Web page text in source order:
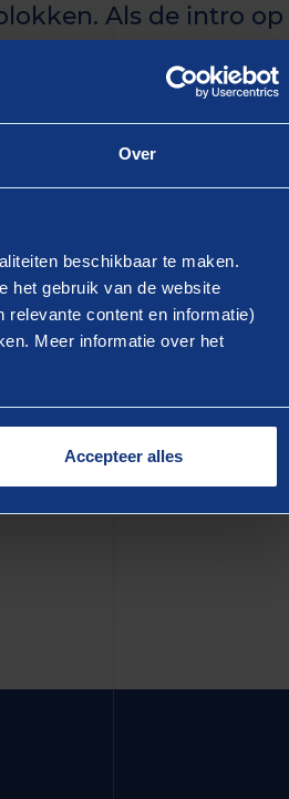
Over
beschikbaar te maken.
het gebruik van de website
relevante content en informatie)
Meer informatie over het
Accepteer alles
Als de intro op
de eerste paragraaf
Ut enim ad minim veniam,
commodo consequat. Duis
dolore eu fugiat nulla
in culpa qui officia deserunt